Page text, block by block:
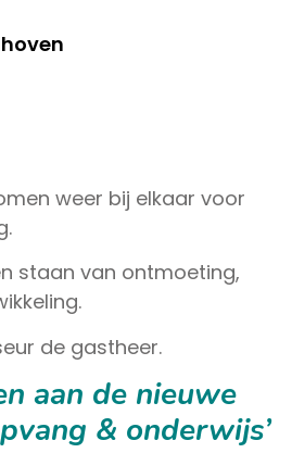
weer bij elkaar voor
staan van ontmoeting,
de gastheer.
aan de nieuwe
& onderwijs’